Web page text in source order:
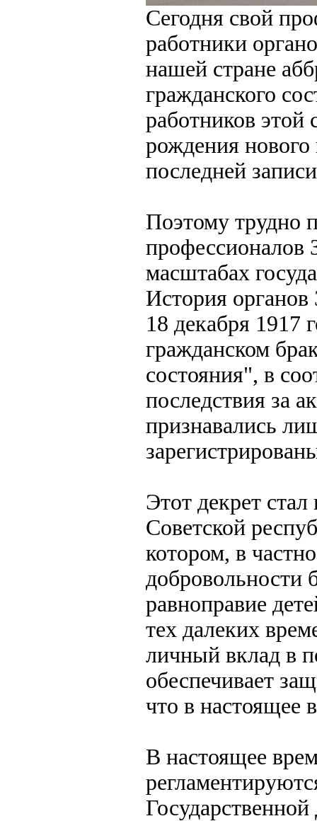
Сегодня свой
работники
нашей стране
гражданского
работников этой
рождения
последней
Поэтому трудно
профессионалов
масштабах
История
18 декабря 1917
гражданском
состояния", в
последствия за
признавались
Этот декрет
Советской
котором, в
добровольности
равноправие
тех далеких
личный вклад в
обеспечивает
что в настоящее
В настоящее